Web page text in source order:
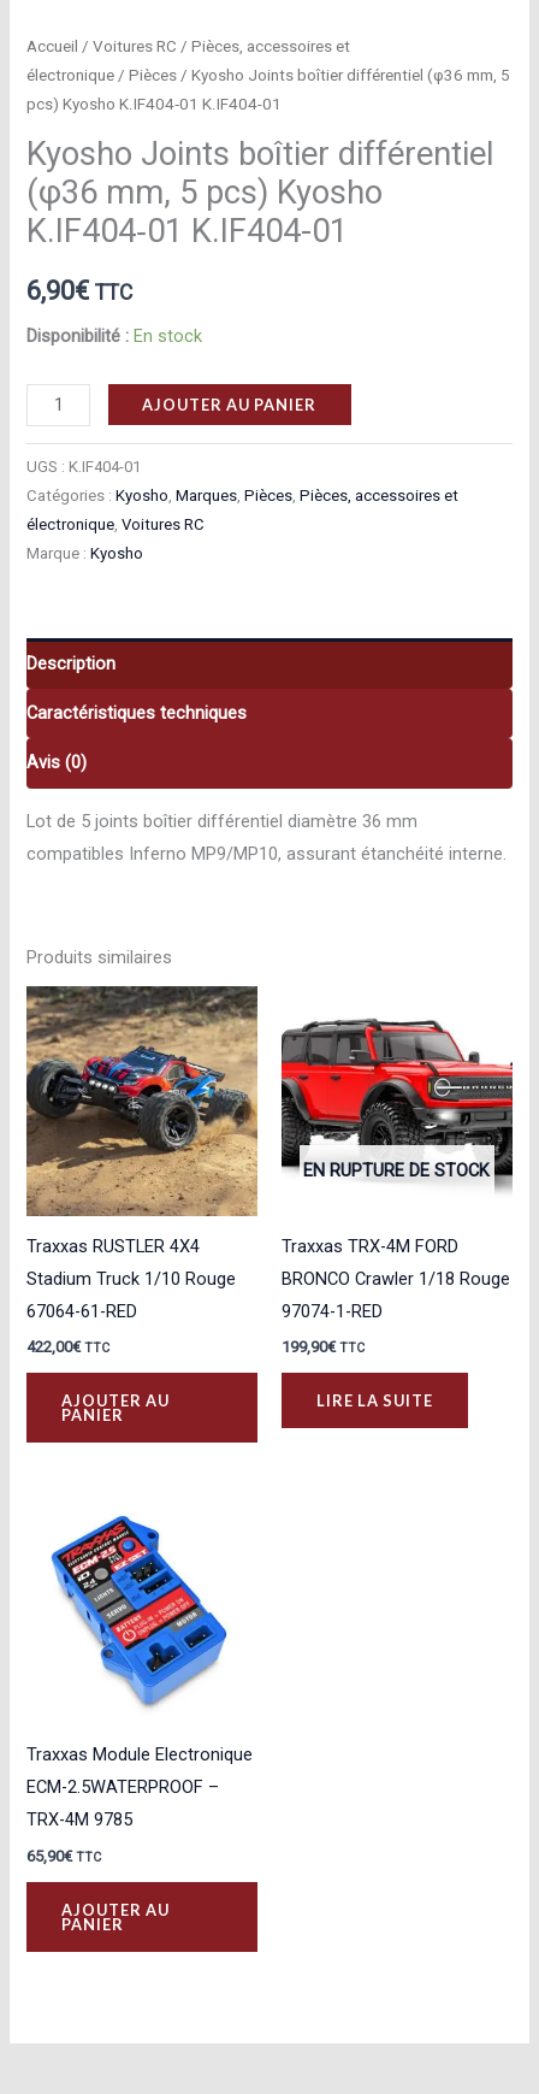
Accueil /Voitures RC /Pièces, accessoires et
électronique /Pièces / Kyosho Joints boîtier différentiel (φ36 mm, 5
pcs) Kyosho K.IF404‑01 K.IF404-01
Kyosho Joints boîtier différentiel
(φ36 mm, 5 pcs) Kyosho
K.IF404‑01 K.IF404-01
6,90€ TTC
Disponibilité : En stock
quantité
de
Kyosho
Joints
boîtier
différentiel
5
pcs)
Kyosho
K.IF404‑01
K.IF404-
01
AJOUTER AU PANIER
UGS :K.IF404-01
Catégories :Kyosho ,Marques ,Pièces ,Pièces, accessoires et
électronique ,Voitures RC
Marque :Kyosho
Description
Caractéristiques techniques
Avis (0)
Lot de 5 joints boîtier différentiel diamètre 36 mm
compatibles Inferno MP9/MP10, assurant étanchéité interne.
Produits similaires
Traxxas RUSTLER 4X4
Stadium Truck 1/10 Rouge
67064-61-RED
422,00€ TTC
AJOUTER AU
PANIER
EN RUPTURE DE STOCK
Traxxas TRX-4M FORD
BRONCO Crawler 1/18 Rouge
97074-1-RED
199,90€ TTC
LIRE LA SUITE
Traxxas Module Electronique
ECM-2.5WATERPROOF –
TRX-4M 9785
65,90€ TTC
AJOUTER AU
PANIER